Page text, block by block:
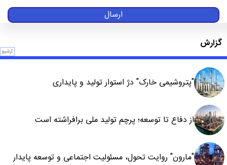
ارسال
گزارش
آرشیو
"پتروشیمی خارک" دژ استوار تولید و پایداری
از دفاع تا توسعه؛ پرچم تولید ملی برافراشته است
"مارون" روایت تحول، مسئولیت اجتماعی و توسعه پایدار